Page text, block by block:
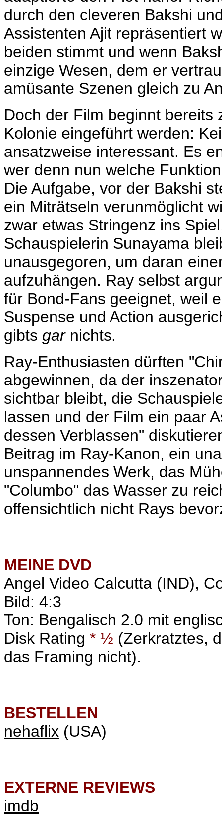
durch den cleveren Bakshi
Assistenten Ajit repräsentiert
beiden stimmt und wenn
einzige Wesen, dem er
amüsante Szenen gleich zu
Doch der Film beginnt bereits
Kolonie eingeführt werden:
ansatzweise interessant. Es
wer denn nun welche
Die Aufgabe, vor der Bakshi
ein Miträtseln verunmöglicht
zwar etwas Stringenz ins
Schauspielerin Sunayama
unausgegoren, um daran
aufzuhängen. Ray selbst
für Bond-Fans geeignet, weil
Suspense und Action
gibts garnichts.
Ray-Enthusiasten dürften
abgewinnen, da der
sichtbar bleibt, die
lassen und der Film ein paar
dessen Verblassen"
Beitrag im Ray-Kanon, ein
unspannendes Werk, das
"Columbo" das Wasser zu
offensichtlich nicht Rays
MEINE DVD
Angel Video Calcutta (IND),
Bild: 4:3
Ton: Bengalisch 2.0 mit
Disk Rating * ½ (Zerkratztes,
das Framing nicht).
BESTELLEN
nehaflix (USA)
EXTERNE REVIEWS
imdb